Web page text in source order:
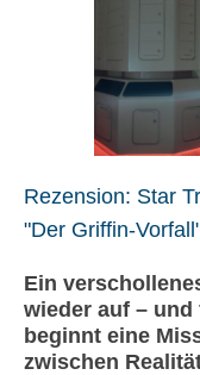
Rezension: Star
"Der Griffin-
Ein
wieder auf – und
beginnt eine
zwischen